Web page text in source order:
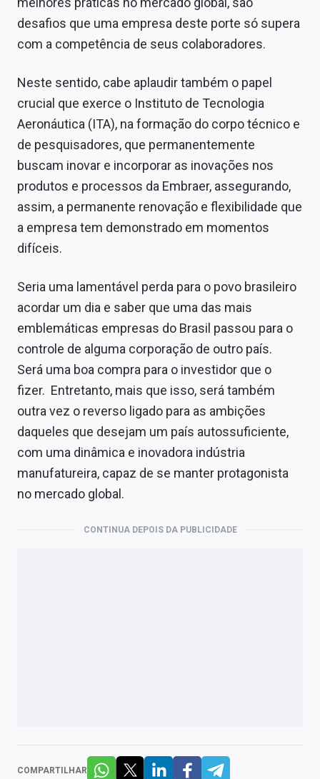
desafios que uma empresa deste porte só supera
com a competência de seus colaboradores.
Neste sentido, cabe aplaudir também o papel
crucial que exerce o Instituto de Tecnologia
Aeronáutica (ITA), na formação do corpo técnico e
de pesquisadores, que permanentemente
buscam inovar e incorporar as inovações nos
produtos e processos da Embraer, assegurando,
assim, a permanente renovação e flexibilidade que
a empresa tem demonstrado em momentos
difíceis.
Seria uma lamentável perda para o povo brasileiro
acordar um dia e saber que uma das mais
emblemáticas empresas do Brasil passou para o
controle de alguma corporação de outro país.
Será uma boa compra para o investidor que o
fizer. Entretanto, mais que isso, será também
outra vez o reverso ligado para as ambições
daqueles que desejam um país autossuficiente,
com uma dinâmica e inovadora indústria
manufatureira, capaz de se manter protagonista
no mercado global.
CONTINUA DEPOIS DA PUBLICIDADE
COMPARTILHAR